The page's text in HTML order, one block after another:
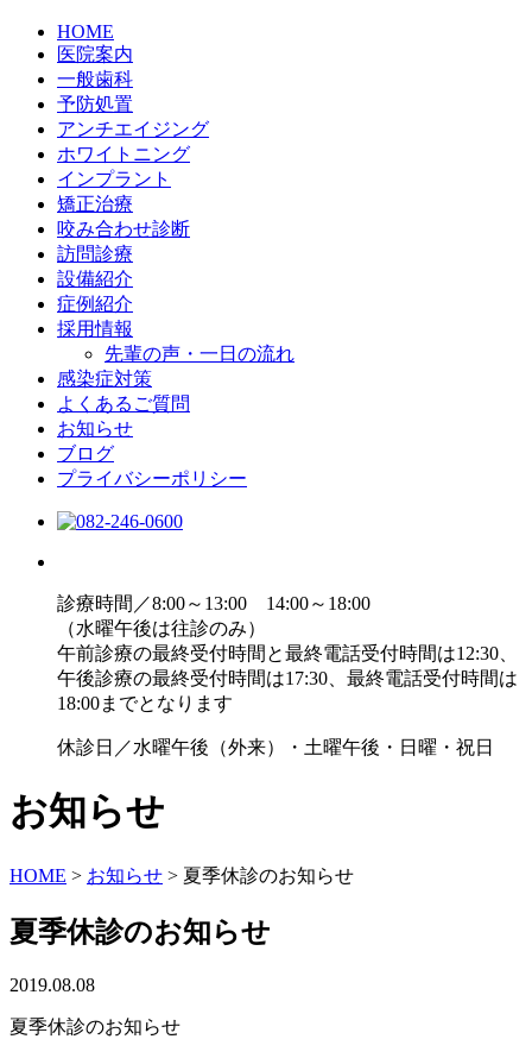
HOME
医院案内
一般歯科
予防処置
アンチエイジング
ホワイトニング
インプラント
矯正治療
咬み合わせ診断
訪問診療
設備紹介
症例紹介
採用情報
先輩の声・一日の流れ
感染症対策
よくあるご質問
お知らせ
ブログ
プライバシーポリシー
診療時間／8:00～13:00 14:00～18:00
（水曜午後は往診のみ）
午前診療の最終受付時間と最終電話受付時間は12:30、
午後診療の最終受付時間は17:30、最終電話受付時間は
18:00までとなります
休診日／水曜午後（外来）・土曜午後・日曜・祝日
お知らせ
HOME > お知らせ > 夏季休診のお知らせ
夏季休診のお知らせ
2019.08.08
夏季休診のお知らせ